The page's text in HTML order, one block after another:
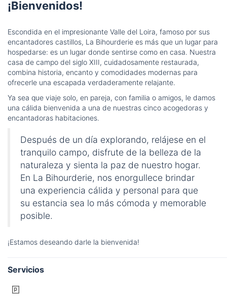
¡Bienvenidos!
Escondida en el impresionante Valle del Loira, famoso por sus
encantadores castillos, La Bihourderie es más que un lugar para
hospedarse: es un lugar donde sentirse como en casa. Nuestra
casa de campo del siglo XIII, cuidadosamente restaurada,
combina historia, encanto y comodidades modernas para
ofrecerle una escapada verdaderamente relajante.
Ya sea que viaje solo, en pareja, con familia o amigos, le damos
una cálida bienvenida a una de nuestras cinco acogedoras y
encantadoras habitaciones.
Después de un día explorando, relájese en el
tranquilo campo, disfrute de la belleza de la
naturaleza y sienta la paz de nuestro hogar.
En La Bihourderie, nos enorgullece brindar
una experiencia cálida y personal para que
su estancia sea lo más cómoda y memorable
posible.
¡Estamos deseando darle la bienvenida!
Servicios